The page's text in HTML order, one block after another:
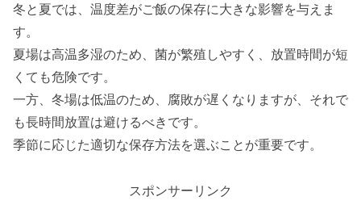
冬と夏では、温度差がご飯の保存に大きな影響を与えま
す。
夏場は高温多湿のため、菌が繁殖しやすく、放置時間が短
くても危険です。
一方、冬場は低温のため、腐敗が遅くなりますが、それで
も長時間放置は避けるべきです。
季節に応じた適切な保存方法を選ぶことが重要です。
スポンサーリンク